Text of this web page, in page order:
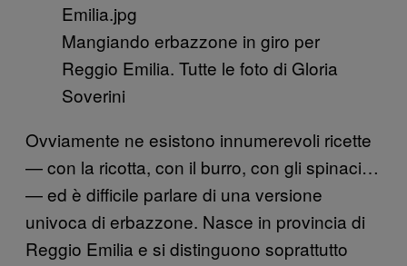
Mangiando erbazzone in giro per
Reggio Emilia. Tutte le foto di Gloria
Soverini
Ovviamente ne esistono innumerevoli ricette
— con la ricotta, con il burro, con gli spinaci…
— ed è difficile parlare di una versione
univoca di erbazzone. Nasce in provincia di
Reggio Emilia e si distinguono soprattutto